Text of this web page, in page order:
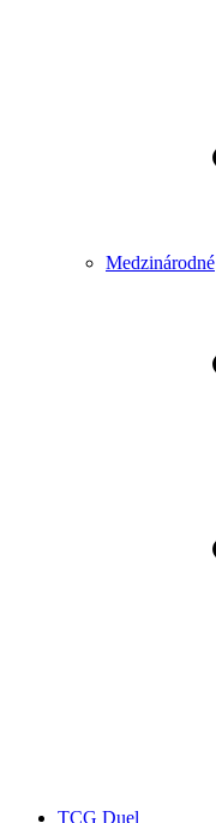
Medzinárodné
TCG Duel